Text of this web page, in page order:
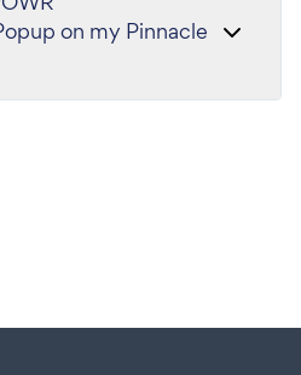
on my Pinnacle